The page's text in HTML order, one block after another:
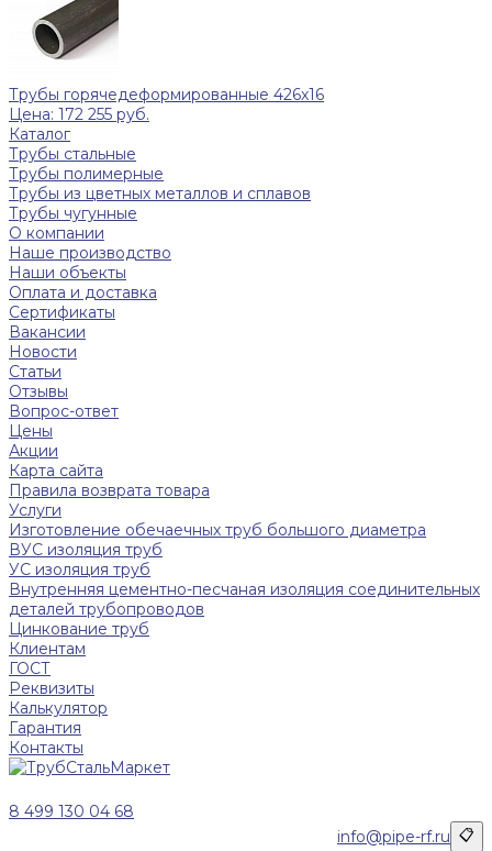
Трубы горячедеформированные 426x16
Цена: 172 255 руб.
Каталог
Трубы стальные
Трубы полимерные
Трубы из цветных металлов и сплавов
Трубы чугунные
О компании
Наше производство
Наши объекты
Оплата и доставка
Сертификаты
Вакансии
Новости
Статьи
Отзывы
Вопрос-ответ
Цены
Акции
Карта сайта
Правила возврата товара
Услуги
Изготовление обечаечных труб большого диаметра
ВУС изоляция труб
УС изоляция труб
Внутренняя цементно-песчаная изоляция соединительных
деталей трубопроводов
Цинкование труб
Клиентам
ГОСТ
Реквизиты
Калькулятор
Гарантия
Контакты
8 499 130 04 68
info@pipe-rf.ru 📋